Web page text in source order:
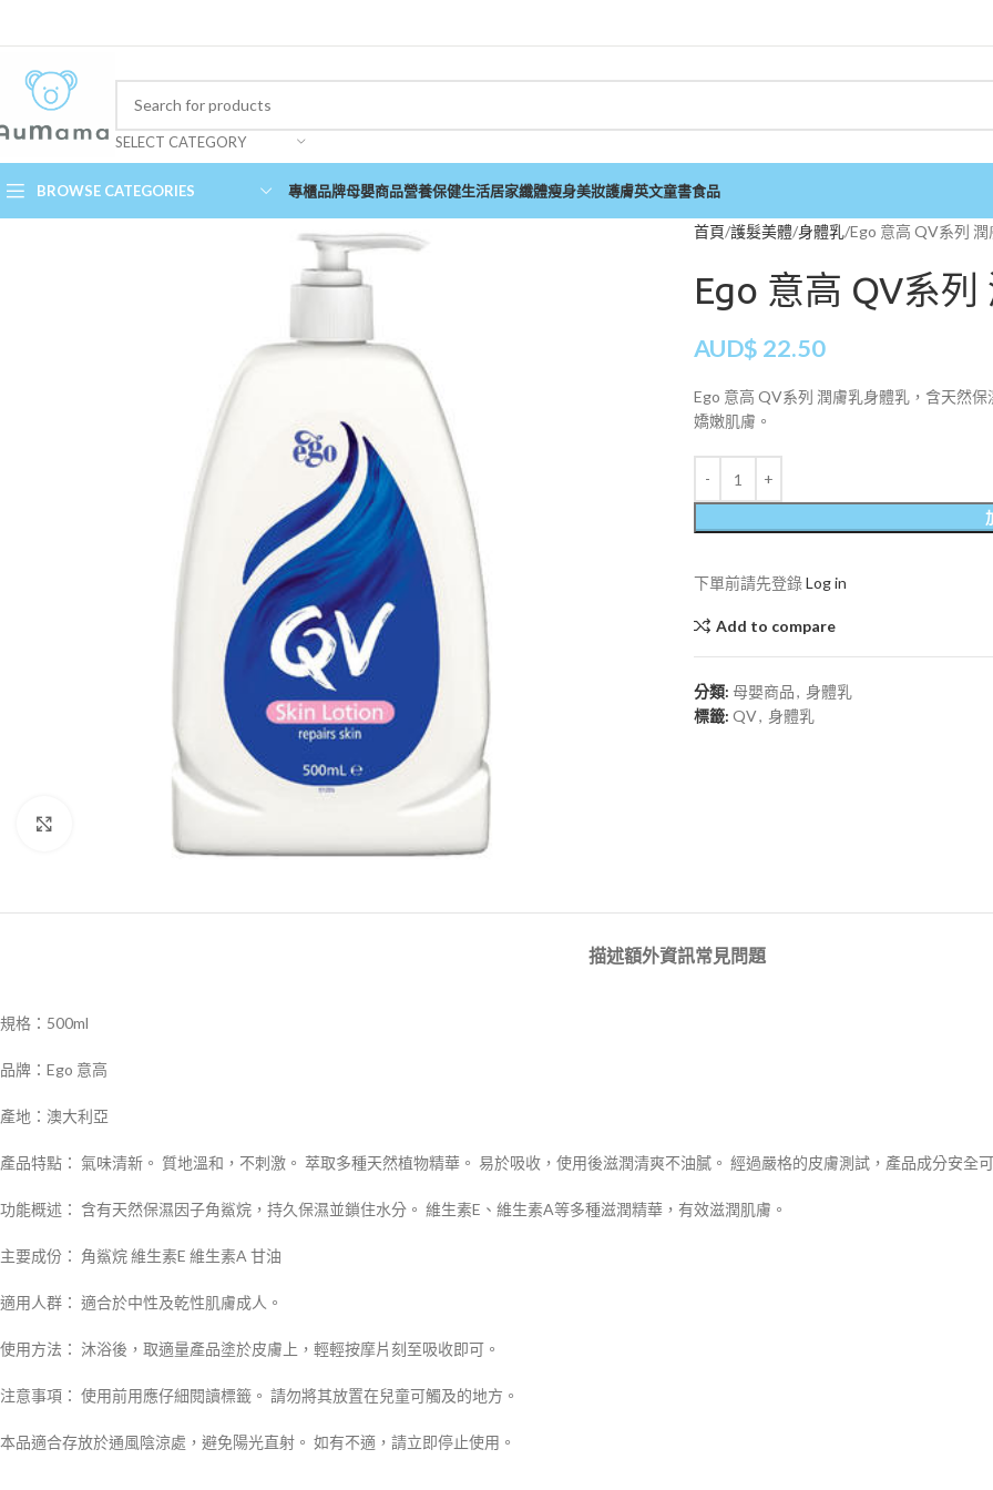
SELECT CATEGORY
BROWSE CATEGORIES 專櫃品牌母嬰商品營養保健生活居家纖體瘦身美妝護膚英文童書食品
首頁 護髮美體 身體乳 Ego 意高 QV系列
Ego 意高 QV系
AUD$ 22.50
Ego 意高 QV系列 潤膚乳身體乳，含天然
嬌嫩肌膚。
下單前請先登錄Log in
Add to compare
分類: 母嬰商品, 身體乳
標籤: QV, 身體乳
描述額外資訊常見問題
規格：500ml
品牌：Ego 意高
產地：澳大利亞
產品特點： 氣味清新。 質地溫和，不刺激。 萃取多種天然植物精華。 易於吸收，使用後滋潤清爽不油膩。 經過嚴格的皮膚測試，產品成分安全可
功能概述： 含有天然保濕因子角鯊烷，持久保濕並鎖住水分。 維生素E、維生素A等多種滋潤精華，有效滋潤肌膚。
主要成份： 角鯊烷 維生素E 維生素A 甘油
適用人群： 適合於中性及乾性肌膚成人。
使用方法： 沐浴後，取適量產品塗於皮膚上，輕輕按摩片刻至吸收即可。
注意事項： 使用前用應仔細閱讀標籤。 請勿將其放置在兒童可觸及的地方。
本品適合存放於通風陰涼處，避免陽光直射。 如有不適，請立即停止使用。